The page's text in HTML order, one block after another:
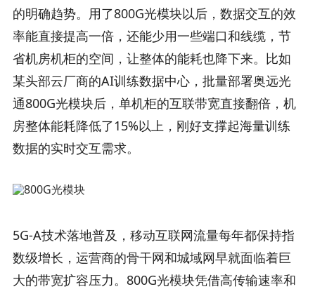
的明确趋势。用了800G光模块以后，数据交互的效
率能直接提高一倍，还能少用一些端口和线缆，节
省机房机柜的空间，让整体的能耗也降下来。比如
某头部云厂商的AI训练数据中心，批量部署奥远光
通800G光模块后，单机柜的互联带宽直接翻倍，机
房整体能耗降低了15%以上，刚好支撑起海量训练
数据的实时交互需求。
5G-A技术落地普及，移动互联网流量每年都保持指
数级增长，运营商的骨干网和城域网早就面临着巨
大的带宽扩容压力。800G光模块凭借高传输速率和